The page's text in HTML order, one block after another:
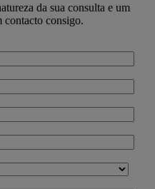
da sua consulta e um
contacto consigo.